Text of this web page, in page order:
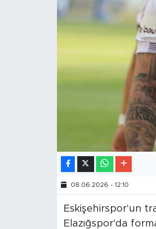
08.06.2026 - 12:10
Eskişehirspor'un
Elazığspor'da